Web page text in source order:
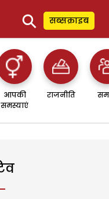
⚲ सब्सक्राइब
आपकी
समस्याएं
राजनीति